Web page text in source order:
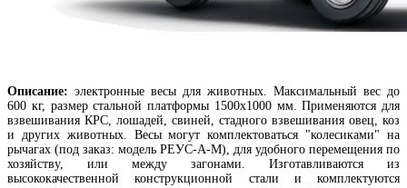
Описание: электронные весы для животных. Максимальный вес до
600 кг, размер стальной платформы 1500х1000 мм. Применяются для
взвешивания КРС, лошадей, свиней, стадного взвешивания овец, коз
и других животных. Весы могут комплектоваться "колесиками" на
рычагах (под заказ: модель РЕУС-А-М), для удобного перемещения по
хозяйству, или между загонами. Изготавливаются из
высококачественной конструкционной стали и комплектуются